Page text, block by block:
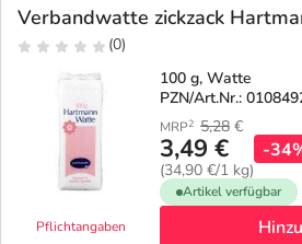
Verbandwatte zickzack
(0)
Pflichtangaben
100 g, Watte
PZN/Art.Nr.:
MRP2 5,28 €
3,49 €
(34,90 €/1 kg)
-
Artikel verfügbar